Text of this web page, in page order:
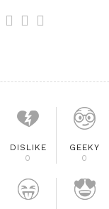
DISLIKE
0
GEEKY
0